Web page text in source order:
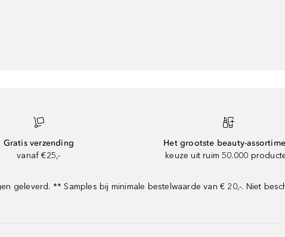
Gratis verzending
vanaf €25,-
Het grootste beauty-
keuze uit ruim 50.000
geleverd. ** Samples bij minimale bestelwaarde van € 20,-. Niet